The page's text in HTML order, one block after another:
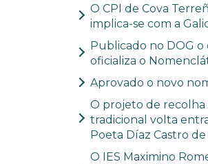
O CPI de Cova
implica-se com a
Publicado no DOG
oficializa o
Aprovado o novo
O projeto de
tradicional volta
Poeta Díaz Castro
O IES Maximino